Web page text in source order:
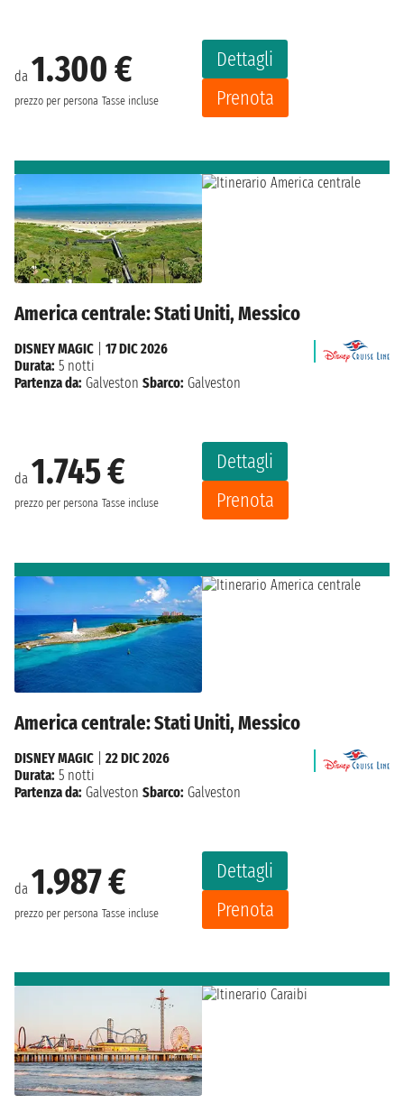
da 1.300 €
prezzo per persona Tasse incluse
Dettagli
Prenota
America centrale: Stati Uniti, Messico
da 1.745 €
prezzo per persona Tasse incluse
Dettagli
Prenota
DISNEY MAGIC
17 DIC 2026
Durata: 5 notti
Partenza da: Galveston Sbarco: Galveston
America centrale: Stati Uniti, Messico
da 1.987 €
prezzo per persona Tasse incluse
Dettagli
Prenota
DISNEY MAGIC
22 DIC 2026
Durata: 5 notti
Partenza da: Galveston Sbarco: Galveston